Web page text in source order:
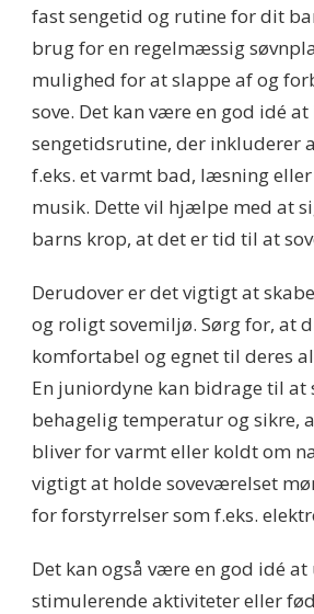
fast sengetid og rutine for dit
brug for en regelmæssig
mulighed for at slappe af og
sove. Det kan være en god idé
sengetidsrutine, der inkluderer
f.eks. et varmt bad, læsning
musik. Dette vil hjælpe med at
barns krop, at det er tid til at
Derudover er det vigtigt at
og roligt sovemiljø. Sørg for, at
komfortabel og egnet til deres
En juniordyne kan bidrage til at
behagelig temperatur og sikre,
bliver for varmt eller koldt om
vigtigt at holde soveværelset
for forstyrrelser som f.eks.
Det kan også være en god idé at
stimulerende aktiviteter eller